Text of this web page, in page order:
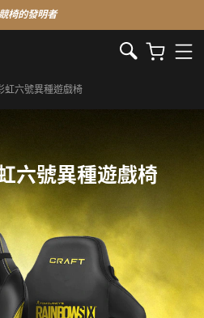
椅的發明者
虹六號異種遊戲椅
六號異種遊戲椅